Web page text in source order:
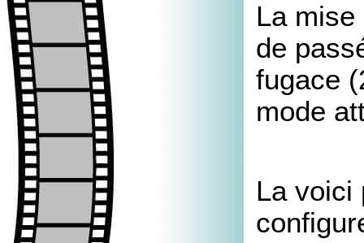
La
de
fugace
mode
La voici